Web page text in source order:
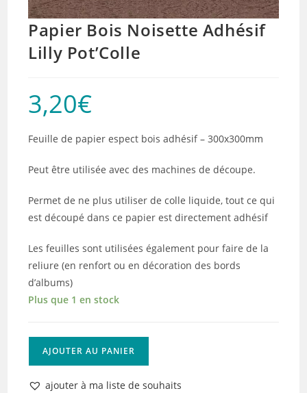
Papier Bois Noisette Adhésif
Lilly Pot’Colle
3,20€
Feuille de papier espect bois adhésif – 300x300mm
Peut être utilisée avec des machines de découpe.
Permet de ne plus utiliser de colle liquide, tout ce qui
est découpé dans ce papier est directement adhésif
Les feuilles sont utilisées également pour faire de la
reliure (en renfort ou en décoration des bords
d’albums)
Plus que 1 en stock
Papier
AJOUTER AU PANIER
ajouter à ma liste de souhaits